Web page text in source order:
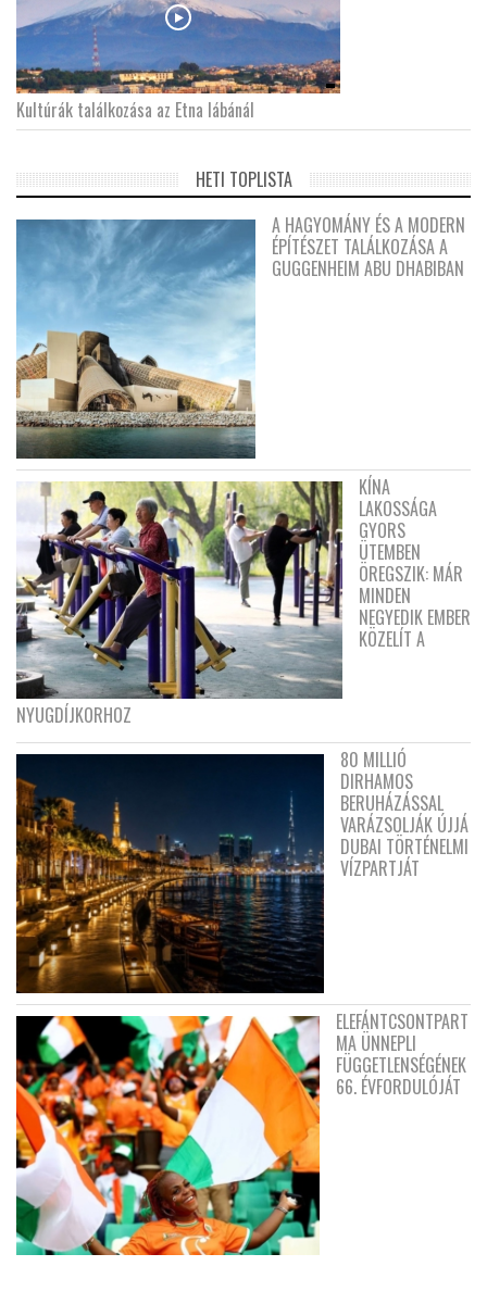
Kultúrák találkozása az Etna lábánál
HETI TOPLISTA
A HAGYOMÁNY ÉS A MODERN
ÉPÍTÉSZET TALÁLKOZÁSA A
GUGGENHEIM ABU DHABIBAN
KÍNA
LAKOSSÁGA
GYORS
ÜTEMBEN
ÖREGSZIK: MÁR
MINDEN
NEGYEDIK EMBER
KÖZELÍT A
NYUGDÍJKORHOZ
80 MILLIÓ
DIRHAMOS
BERUHÁZÁSSAL
VARÁZSOLJÁK ÚJJÁ
DUBAI TÖRTÉNELMI
VÍZPARTJÁT
ELEFÁNTCSONTPART
MA ÜNNEPLI
FÜGGETLENSÉGÉNEK
66. ÉVFORDULÓJÁT